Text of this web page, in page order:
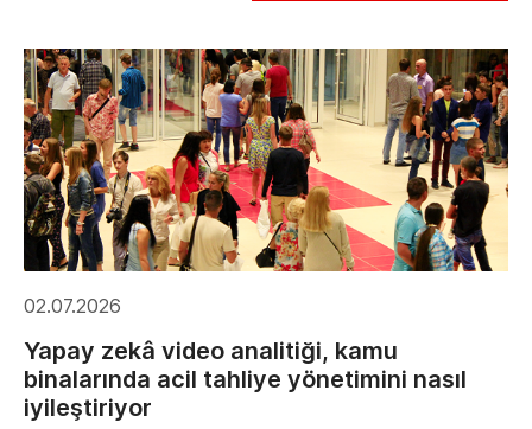
02.07.2026
Yapay zekâ video analitiği, kamu
binalarında acil tahliye yönetimini nasıl
iyileştiriyor